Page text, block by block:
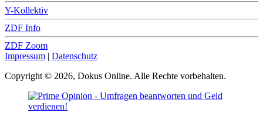
Y-Kollektiv
ZDF Info
ZDF Zoom
Impressum | Datenschutz
Copyright © 2026, Dokus Online. Alle Rechte vorbehalten.